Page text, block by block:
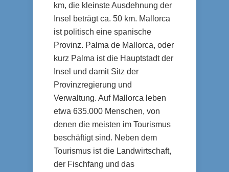
km, die kleinste Ausdehnung der
Insel beträgt ca. 50 km. Mallorca
ist politisch eine spanische
Provinz. Palma de Mallorca, oder
kurz Palma ist die Hauptstadt der
Insel und damit Sitz der
Provinzregierung und
Verwaltung. Auf Mallorca leben
etwa 635.000 Menschen, von
denen die meisten im Tourismus
beschäftigt sind. Neben dem
Tourismus ist die Landwirtschaft,
der Fischfang und das